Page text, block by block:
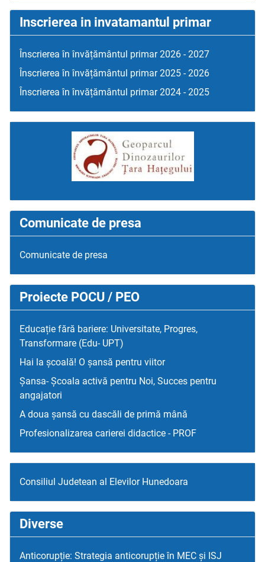
Inscrierea in invatamantul primar
Înscrierea în învățământul primar 2026 - 2027
Înscrierea în învățământul primar 2025 - 2026
Înscrierea în învățământul primar 2024 - 2025
Comunicate de presa
Comunicate de presa
Proiecte POCU / PEO
Educație fără bariere: Universitate, Progres,
Transformare (Edu- UPT)
Hai la școală! O șansă pentru viitor
Șansa- Școala activă pentru Noi, Succes pentru
angajatori
A doua șansă cu dascăli de primă mână
Profesionalizarea carierei didactice - PROF
Consiliul Judetean al Elevilor Hunedoara
Diverse
Anticorupție: Strategia anticorupție în MEC și ISJ